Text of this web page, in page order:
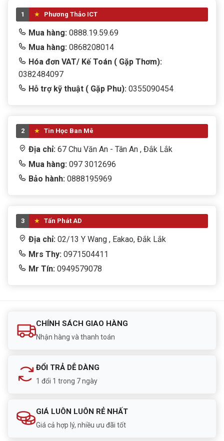
1 Phương Thảo ICT
Mua hàng: 0888.19.59.69
Mua hàng: 0868208014
Hóa đơn VAT/ Kế Toán ( Gặp Thơm):
0382484097
Hỗ trợ kỹ thuật ( Gặp Phu): 0355090454
2 Tin Học Ban Mê
Địa chỉ: 67 Chu Văn An - Tân An , Đắk Lắk
Mua hàng: 097 3012696
Bảo hành: 0888195969
3 Tấn Phát AD
Địa chỉ: 02/13 Y Wang , Eakao, Đắk Lắk
Mrs Thy: 0971504411
Mr Tín: 0949579078
CHÍNH SÁCH GIAO HÀNG
Nhận hàng và thanh toán
ĐỔI TRẢ DỄ DÀNG
1 đổi 1 trong 7 ngày
GIÁ LUÔN LUÔN RẺ NHẤT
Giá cả hợp lý, nhiều ưu đãi tốt